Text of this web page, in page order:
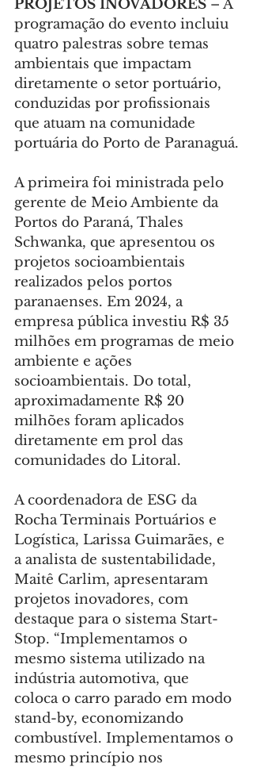
PROJETOS INOVADORES – A
programação do evento incluiu
quatro palestras sobre temas
ambientais que impactam
diretamente o setor portuário,
conduzidas por profissionais
que atuam na comunidade
portuária do Porto de Paranaguá.
A primeira foi ministrada pelo
gerente de Meio Ambiente da
Portos do Paraná, Thales
Schwanka, que apresentou os
projetos socioambientais
realizados pelos portos
paranaenses. Em 2024, a
empresa pública investiu R$ 35
milhões em programas de meio
ambiente e ações
socioambientais. Do total,
aproximadamente R$ 20
milhões foram aplicados
diretamente em prol das
comunidades do Litoral.
A coordenadora de ESG da
Rocha Terminais Portuários e
Logística, Larissa Guimarães, e
a analista de sustentabilidade,
Maitê Carlim, apresentaram
projetos inovadores, com
destaque para o sistema Start-
Stop. “Implementamos o
mesmo sistema utilizado na
indústria automotiva, que
coloca o carro parado em modo
stand-by, economizando
combustível. Implementamos o
mesmo princípio nos